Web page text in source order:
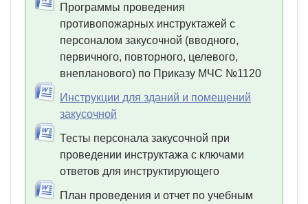
Программы проведения
противопожарных инструктажей с
персоналом закусочной (вводного,
первичного, повторного, целевого,
внепланового) по Приказу МЧС №1120
Инструкции для зданий и помещений
закусочной
Тесты персонала закусочной при
проведении инструктажа с ключами
ответов для инструктирующего
План проведения и отчет по учебным